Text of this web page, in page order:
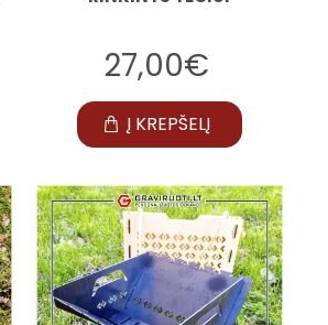
27,00€
Į KREPŠELĮ